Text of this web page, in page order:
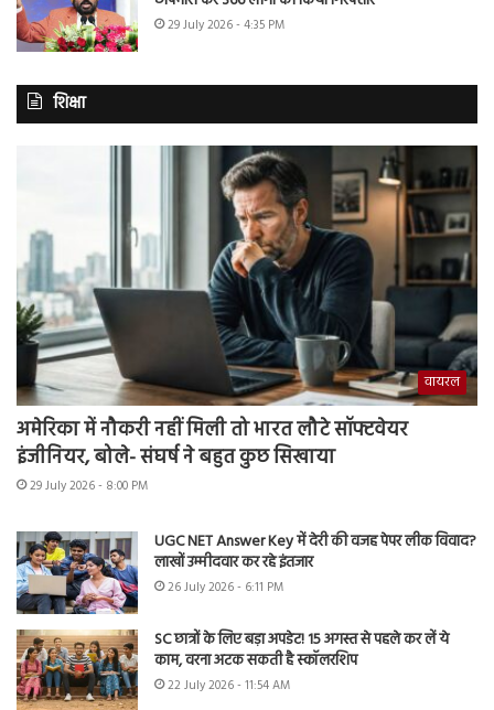
29 July 2026 - 4:35 PM
शिक्षा
वायरल
अमेरिका में नौकरी नहीं मिली तो भारत लौटे सॉफ्टवेयर
इंजीनियर, बोले- संघर्ष ने बहुत कुछ सिखाया
29 July 2026 - 8:00 PM
UGC NET Answer Key में देरी की वजह पेपर लीक विवाद?
लाखों उम्मीदवार कर रहे इंतजार
26 July 2026 - 6:11 PM
SC छात्रों के लिए बड़ा अपडेट! 15 अगस्त से पहले कर लें ये
काम, वरना अटक सकती है स्कॉलरशिप
22 July 2026 - 11:54 AM